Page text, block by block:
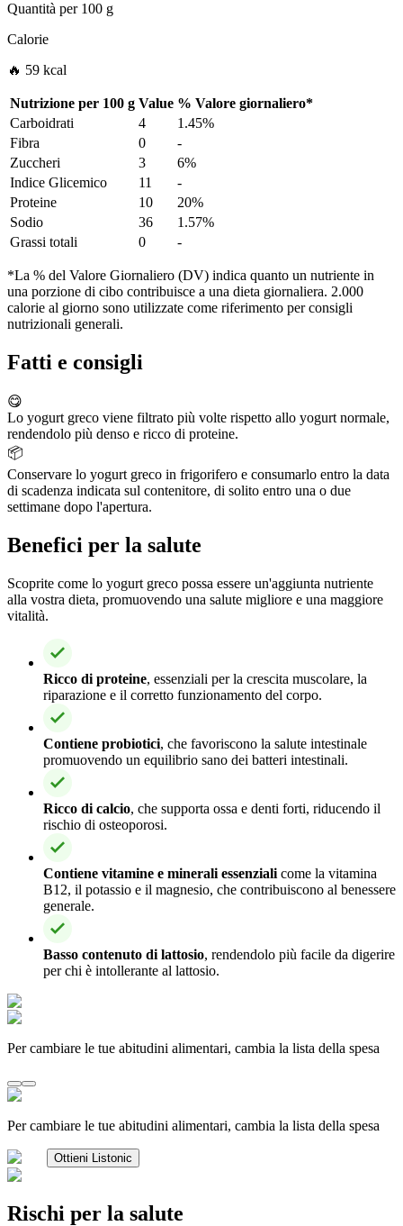
Quantità per100 g
Calorie
🔥 59 kcal
Nutrizione per 100 g Value % Valore giornaliero*
Carboidrati
4
1.45%
Fibra
0
-
Zuccheri
3
6%
Indice Glicemico
11
-
Proteine
10
20%
Sodio
36
1.57%
Grassi totali
0 -
*La % del Valore Giornaliero (DV) indica quanto un nutriente in
una porzione di cibo contribuisce a una dieta giornaliera. 2.000
calorie al giorno sono utilizzate come riferimento per consigli
nutrizionali generali.
Fatti e consigli
😋
Lo yogurt greco viene filtrato più volte rispetto allo yogurt normale,
rendendolo più denso e ricco di proteine.
📦
Conservare lo yogurt greco in frigorifero e consumarlo entro la data
di scadenza indicata sul contenitore, di solito entro una o due
settimane dopo l'apertura.
Benefici per la salute
Scoprite come lo yogurt greco possa essere un'aggiunta nutriente
alla vostra dieta, promuovendo una salute migliore e una maggiore
vitalità.
Ricco di proteine, essenziali per la crescita muscolare, la
riparazione e il corretto funzionamento del corpo.
Contiene probiotici, che favoriscono la salute intestinale
promuovendo un equilibrio sano dei batteri intestinali.
Ricco di calcio, che supporta ossa e denti forti, riducendo il
rischio di osteoporosi.
Contiene vitamine e minerali essenziali come la vitamina
B12, il potassio e il magnesio, che contribuiscono al benessere
generale.
Basso contenuto di lattosio, rendendolo più facile da digerire
per chi è intollerante al lattosio.
Per cambiare le tue abitudini alimentari, cambia la lista della spesa
Per cambiare le tue abitudini alimentari, cambia la lista della spesa
Ottieni Listonic
Rischi per la salute